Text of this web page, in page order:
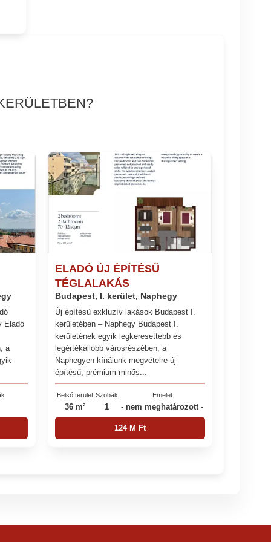
Eladó
a
ELADÓ ÚJ ÉPÍTÉSŰ
TÉGLALAKÁS
Budapest, I. kerület, Naphegy
Új építésű exkluzív lakások Budapest I.
kerületében – Naphegy Budapest I.
kerületének egyik legkeresettebb és
legértékállóbb városrészében, a
Naphegyen kínálunk megvételre új
építésű, prémium minős...
Belső terület
36 m²
Szobák
1
Emelet
- nem meghatározott -
124 M Ft